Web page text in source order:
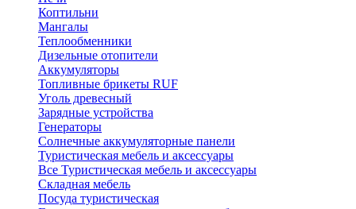
Коптильни
Мангалы
Теплообменники
Дизельные отопители
Аккумуляторы
Топливные брикеты RUF
Уголь древесный
Зарядные устройства
Генераторы
Солнечные аккумуляторные панели
Туристическая мебель и аксессуары
Все Туристическая мебель и аксессуары
Складная мебель
Посуда туристическая